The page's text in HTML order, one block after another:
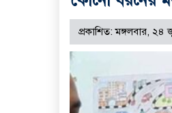
প্রকাশিত: মঙ্গলবার,